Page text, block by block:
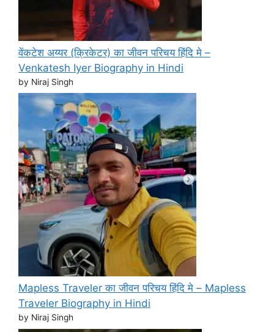
वेंकटेश अय्यर (क्रिकेटर) का जीवन परिचय हिंदि मे –
Venkatesh Iyer Biography in Hindi
by Niraj Singh
Mapless Traveler का जीवन परिचय हिंदि मे – Mapless
Traveler Biography in Hindi
by Niraj Singh